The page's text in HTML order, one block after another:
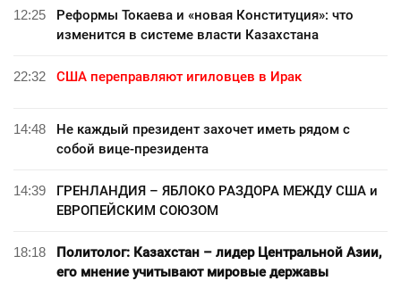
12:25
Реформы Токаева и «новая Конституция»: что
изменится в системе власти Казахстана
22:32 США переправляют игиловцев в Ирак
14:48
Не каждый президент захочет иметь рядом с
собой вице-президента
14:39
ГРЕНЛАНДИЯ – ЯБЛОКО РАЗДОРА МЕЖДУ США и
ЕВРОПЕЙСКИМ СОЮЗОМ
18:18
Политолог: Казахстан – лидер Центральной Азии,
его мнение учитывают мировые державы